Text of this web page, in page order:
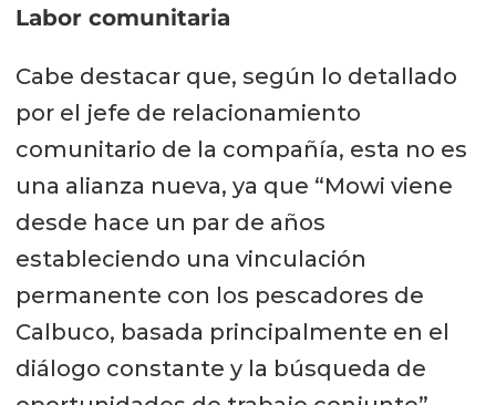
Labor comunitaria
Cabe destacar que, según lo detallado
por el jefe de relacionamiento
comunitario de la compañía, esta no es
una alianza nueva, ya que “Mowi viene
desde hace un par de años
estableciendo una vinculación
permanente con los pescadores de
Calbuco, basada principalmente en el
diálogo constante y la búsqueda de